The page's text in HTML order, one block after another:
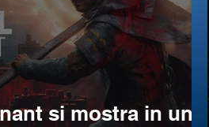
si mostra in un